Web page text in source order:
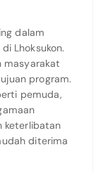
dalam
Lhoksukon.
masyarakat
program.
pemuda,
keterlibatan
diterima